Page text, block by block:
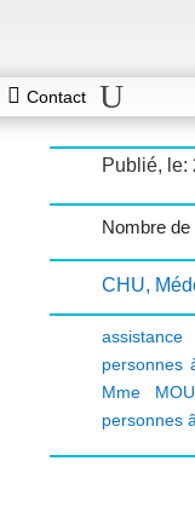
Contact
Publié, le:
Nombre de
CHU,
personnes
Mme
personnes